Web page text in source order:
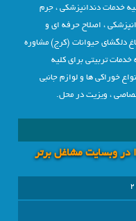
خدمات دندانپزشکی ، جرم
، اصلاح حرفه ای و
دلگشای حیوانات (کرج) مشاوره
تربیتی برای کلیه
خوراکی ها و لوازم جانبی
، ویزیت در محل.
در وبسايت مشاغل برتر